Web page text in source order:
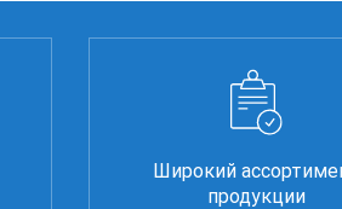
Широкий
продукции